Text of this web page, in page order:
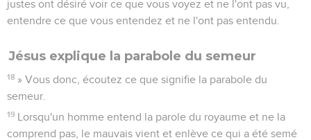
justes ont désiré voir ce que vous voyez et ne l'ont pas vu,
entendre ce que vous entendez et ne l'ont pas entendu.
Jésus explique la parabole du semeur
18 » Vous donc, écoutez ce que signifie la parabole du
semeur.
19 Lorsqu'un homme entend la parole du royaume et ne la
comprend pas, le mauvais vient et enlève ce qui a été semé